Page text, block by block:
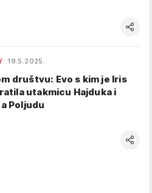
19.5.2025.
društvu: Evo s kim je Iris
utakmicu Hajduka i
Poljudu